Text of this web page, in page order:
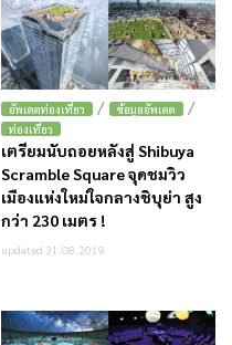
อัพเดตท่องเที่ยว / ข้อมูลอัพเดต /
ท่องเที่ยว
เตรียมนับถอยหลังสู่ Shibuya
Scramble Square จุดชมวิว
เมืองแห่งใหม่ใจกลางชิบุย่า สูง
กว่า 230 เมตร !
updated 31.08.2019